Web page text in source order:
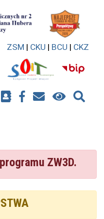
ZSM | CKU | BCU | CKZ
ZW3D.